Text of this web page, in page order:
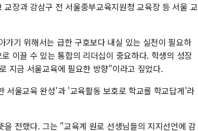
장과 강삼구 전 서울중부교육지원청 교육장 등 서울 교
기 위해서는 급한 구호보다 내실 있는 실천이 필요하
이끌 수 있는 통합의 리더십이 중요하다. 학생의 성장
지금 서울교육에 필요한 방향"이라고 짚었다.
서울교육 완성'과 '교육활동 보호로 학교를 학교답게'라
전했다. 그는 "교육계 원로 선생님들의 지지선언에 감